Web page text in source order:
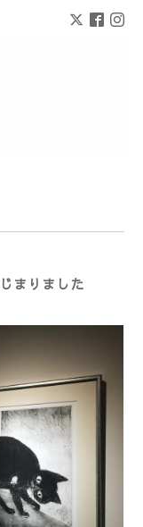
まりました